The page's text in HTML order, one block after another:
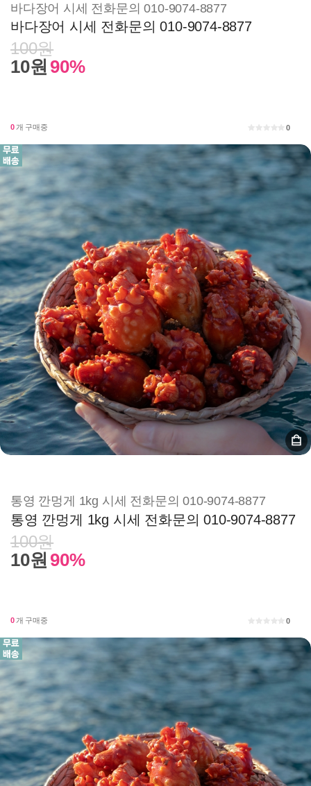
바다장어 시세 전화문의 010-9074-8877
바다장어 시세 전화문의 010-9074-8877
100원
10원 90%
0 개 구매중 0
통영 깐멍게 1kg 시세 전화문의 010-9074-8877
통영 깐멍게 1kg 시세 전화문의 010-9074-8877
100원
10원 90%
0 개 구매중 0